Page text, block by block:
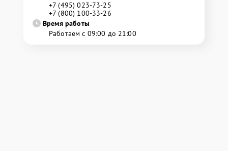
+7 (495) 023-73-25
+7 (800) 100-33-26
Время работы
Работаем с 09:00 до 21:00